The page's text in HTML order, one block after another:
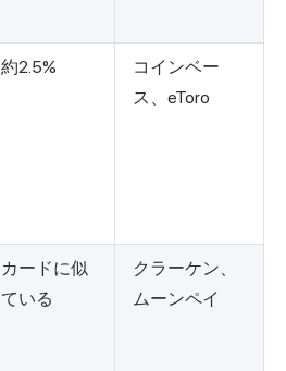
約2.5%
コインベー
ス、eToro
カードに似
ている
クラーケン、
ムーンペイ